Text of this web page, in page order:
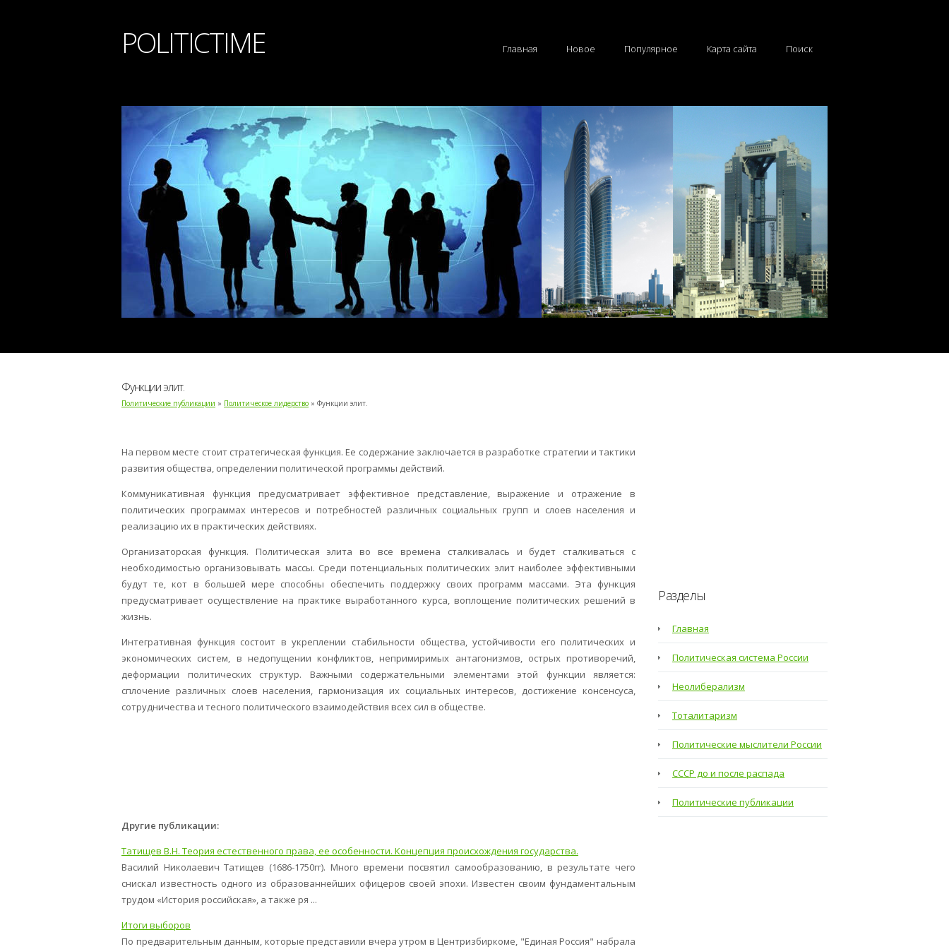
POLITICTIME Главная Новое Популярное Карта сайта Поиск
Функции элит.
Политические публикации » Политическое лидерство » Функции элит.
На первом месте стоит стратегическая функция. Ее содержание заключается в разработке стратегии и тактики
развития общества, определении политической программы действий.
Коммуникативная функция предусматривает эффективное представление, выражение и отражение в
политических программах интересов и потребностей различных социальных групп и слоев населения и
реализацию их в практических действиях.
Организаторская функция. Политическая элита во все времена сталкивалась и будет сталкиваться с
необходимостью организовывать массы. Среди потенциальных политических элит наиболее эффективными
будут те, кот в большей мере способны обеспечить поддержку своих программ массами. Эта функция
предусматривает осуществление на практике выработанного курса, воплощение политических решений в
жизнь.
Интегративная функция состоит в укреплении стабильности общества, устойчивости его политических и
экономических систем, в недопущении конфликтов, непримиримых антагонизмов, острых противоречий,
деформации политических структур. Важными содержательными элементами этой функции является:
сплочение различных слоев населения, гармонизация их социальных интересов, достижение консенсуса,
сотрудничества и тесного политического взаимодействия всех сил в обществе.
Другие публикации:
Татищев В.Н. Теория естественного права, ее особенности. Концепция происхождения государства.
Василий Николаевич Татищев (1686-1750гг). Много времени посвятил самообразованию, в результате чего
снискал известность одного из образованнейших офицеров своей эпохи. Известен своим фундаментальным
трудом «История российская», а также ря ...
Итоги выборов
По предварительным данным, которые представили вчера утром в Центризбиркоме, "Единая Россия" набрала
Разделы
Главная
Политическая система России
Неолиберализм
Тоталитаризм
Политические мыслители России
СССР до и после распада
Политические публикации